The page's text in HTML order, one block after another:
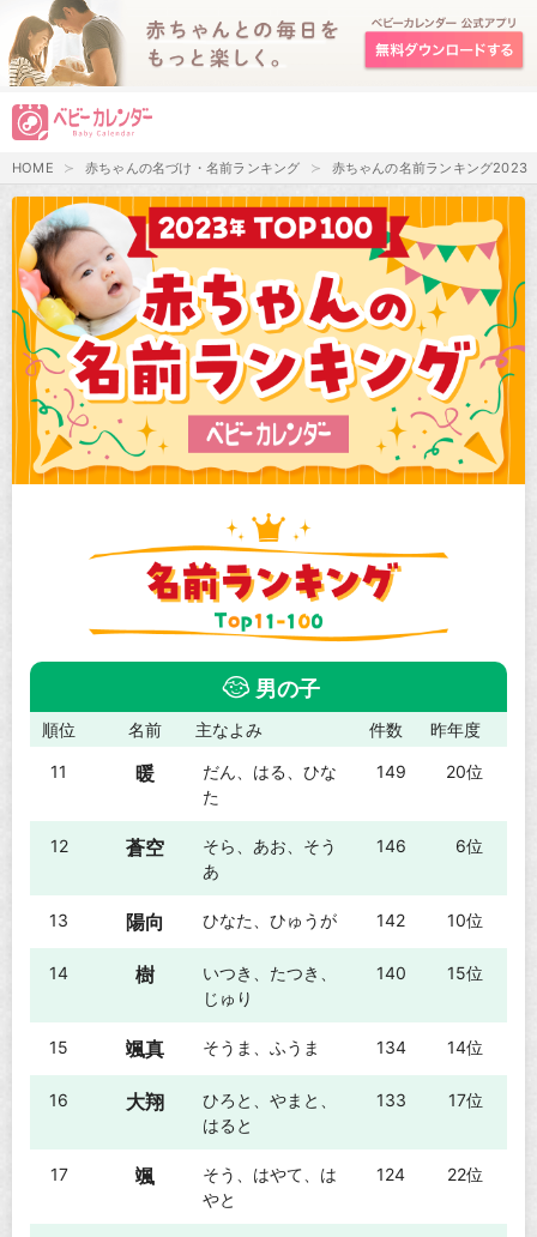
HOME 赤ちゃんの名づけ・名前ランキング 赤ちゃんの名前ランキング2023
男の子
順位 名前 主なよみ 件数 昨年度
11 暖
だん、はる、ひな
た
149 20位
12 蒼空
そら、あお、そう
あ
146 6位
13 陽向 ひなた、ひゅうが 142 10位
14 樹
いつき、たつき、
じゅり
140 15位
15 颯真 そうま、ふうま 134 14位
16 大翔
ひろと、やまと、
はると
133 17位
17 颯
そう、はやて、は
やと
124 22位